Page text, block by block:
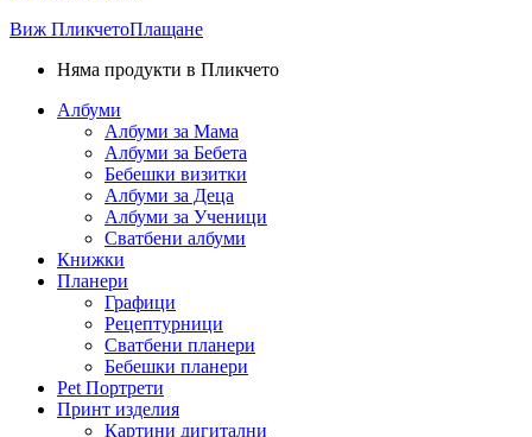
Виж ПликчетоПлащане
Няма продукти в Пликчето
Албуми
Албуми за Мама
Албуми за Бебета
Бебешки визитки
Албуми за Деца
Албуми за Ученици
Сватбени албуми
Книжки
Планери
Графици
Рецептурници
Сватбени планери
Бебешки планери
Pet Портрети
Принт изделия
Картини дигитални